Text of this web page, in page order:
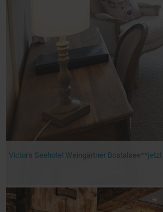
Victor's Seehotel Weingärtner